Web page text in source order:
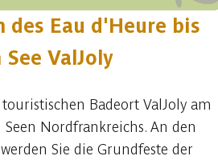
des Eau d'Heure bis
See ValJoly
Badeort ValJoly am
Nordfrankreichs. An den
Sie die Grundfeste der